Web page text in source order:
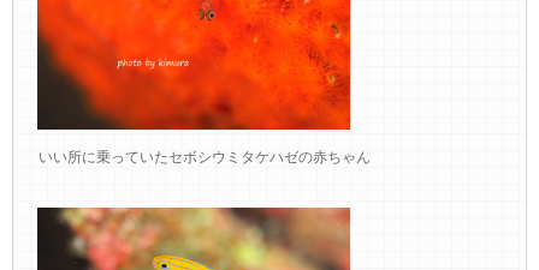
いい所に乗っていたセボシウミタケハゼの赤ちゃん